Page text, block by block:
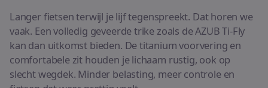
Bekijk alle fietsen
Langer fietsen terwijl je lijf tegenspreekt. Dat horen we
vaak. Een volledig geveerde trike zoals de AZUB Ti-Fly
kan dan uitkomst bieden. De titanium voorvering en
comfortabele zit houden je lichaam rustig, ook op
slecht wegdek. Minder belasting, meer controle en